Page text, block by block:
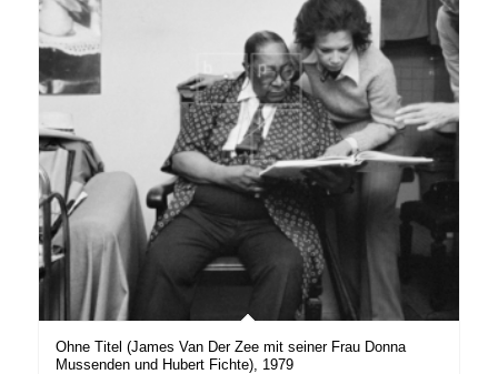
Ohne Titel (James Van Der Zee mit seiner Frau Donna
Mussenden und Hubert Fichte), 1979